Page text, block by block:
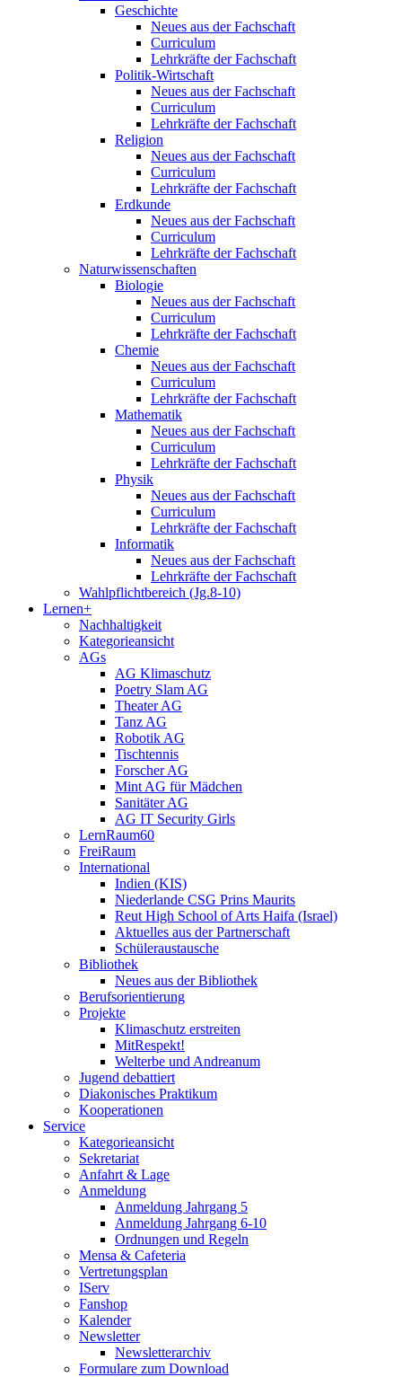
Geschichte
Neues aus der Fachschaft
Curriculum
Lehrkräfte der Fachschaft
Politik-Wirtschaft
Neues aus der Fachschaft
Curriculum
Lehrkräfte der Fachschaft
Religion
Neues aus der Fachschaft
Curriculum
Lehrkräfte der Fachschaft
Erdkunde
Neues aus der Fachschaft
Curriculum
Lehrkräfte der Fachschaft
Naturwissenschaften
Biologie
Neues aus der Fachschaft
Curriculum
Lehrkräfte der Fachschaft
Chemie
Neues aus der Fachschaft
Curriculum
Lehrkräfte der Fachschaft
Mathematik
Neues aus der Fachschaft
Curriculum
Lehrkräfte der Fachschaft
Physik
Neues aus der Fachschaft
Curriculum
Lehrkräfte der Fachschaft
Informatik
Neues aus der Fachschaft
Lehrkräfte der Fachschaft
Wahlpflichtbereich (Jg.8-10)
Lernen+
Nachhaltigkeit
Kategorieansicht
AGs
AG Klimaschutz
Poetry Slam AG
Theater AG
Tanz AG
Robotik AG
Tischtennis
Forscher AG
Mint AG für Mädchen
Sanitäter AG
AG IT Security Girls
LernRaum60
FreiRaum
International
Indien (KIS)
Niederlande CSG Prins Maurits
Reut High School of Arts Haifa (Israel)
Aktuelles aus der Partnerschaft
Schüleraustausche
Bibliothek
Neues aus der Bibliothek
Berufsorientierung
Projekte
Klimaschutz erstreiten
MitRespekt!
Welterbe und Andreanum
Jugend debattiert
Diakonisches Praktikum
Kooperationen
Service
Kategorieansicht
Sekretariat
Anfahrt & Lage
Anmeldung
Anmeldung Jahrgang 5
Anmeldung Jahrgang 6-10
Ordnungen und Regeln
Mensa & Cafeteria
Vertretungsplan
IServ
Fanshop
Kalender
Newsletter
Newsletterarchiv
Formulare zum Download